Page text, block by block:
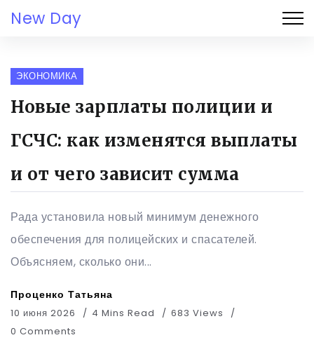
New Day
ЭКОНОМИКА
Новые зарплаты полиции и
ГСЧС: как изменятся выплаты
и от чего зависит сумма
Рада установила новый минимум денежного
обеспечения для полицейских и спасателей.
Объясняем, сколько они...
Проценко Татьяна
10 июня 2026 4 Mins Read
683 Views
0 Comments